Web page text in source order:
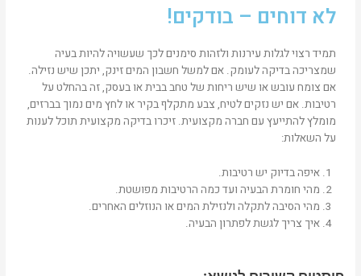
לא דוחים – בודקים!
תמיד רצוי לגלות עירנות ולזהות סימנים לכך שעשויה להיות בעיה
שמצריכה בדיקה לעומק. אם למשל חשבון המים זינק, יתכן שיש נזילה.
אם צומח עובש או שיש ריחות של טחב בבית או בעסק, זה בהחלט על
רטיבות. אם יש נזקים לטיח, צבע מתקלף בקיר או לחץ מים נמוך בברזים,
מומלץ להתייעץ עם חברה מקצועית. זיכרו בדיקה מקצועית תוכל לענות
על השאלות:
איפה בדיוק יש רטיבות.
מהי חומרת הבעיה ועד כמה הרטיבות מפושטת.
מהי הסיבה לתקלה ולנזילת המים או הנוזלים האחרים.
איך צריך לגשת לפתרון הבעיה.